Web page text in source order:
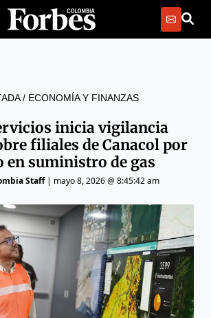
/ ECONOMÍA Y FINANZAS
inicia vigilancia
filiales de Canacol por
en suministro de gas
Staff| mayo 8, 2026 @ 8:45:42 am